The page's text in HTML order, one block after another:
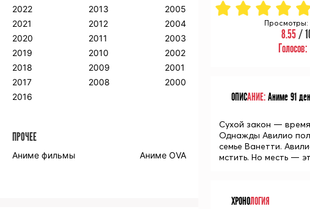
Просмотры:
8.55/
Голосов:
ОПИСАНИЕ:Аниме 91
Сухой закон —
Однажды Авилио
семье Ванетти.
мстить. Но месть —
ХРОНОЛОГИЯ
2022
2021
2020
2019
2018
2017
2016
2013
2012
2011
2010
2009
2008
2005
2004
2003
2002
2001
2000
ПРОЧЕЕ
Аниме фильмы Аниме OVA